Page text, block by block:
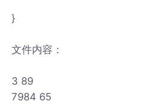
}
文件内容：
3 89
7984 65